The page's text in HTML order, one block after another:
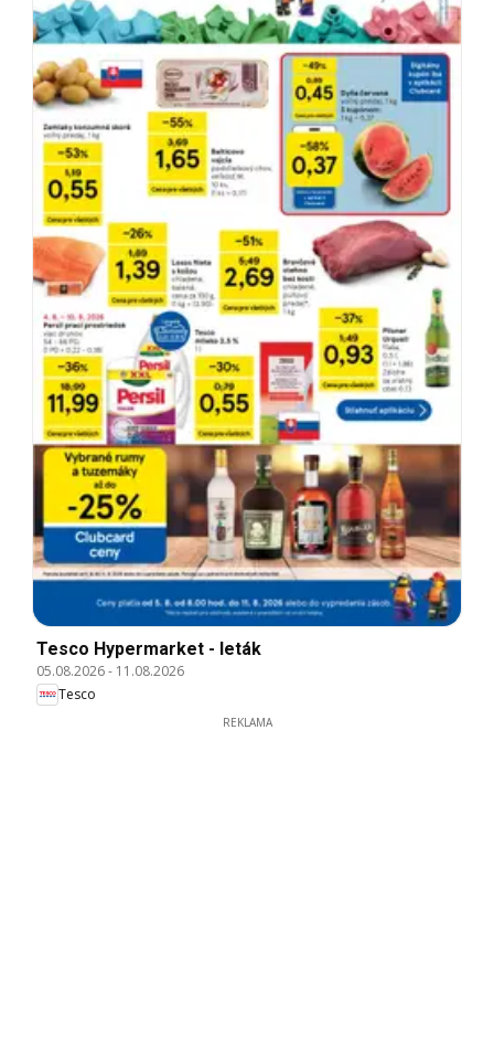
Tesco Hypermarket - leták
05.08.2026- 11.08.2026
Tesco
REKLAMA